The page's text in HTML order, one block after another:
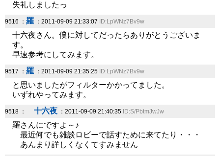
失礼しましたっ
9516 ： 羅 ：2011-09-09 21:33:07 ID:LpWNz7Bv9w
十六夜さん。僕に対してだったらありがとうございま
す。
早速参考にしてみます。
9517 ： 羅 ：2011-09-09 21:35:25 ID:LpWNz7Bv9w
と思いましたがフィルターかかってました。
いずれやってみます。
9518 ： 十六夜 ：2011-09-09 21:40:35 ID:S/PbtmJwJw
羅さんにですよ～♪
最近何でも雑談ロビーで話すために来てたり・・・
あんまり詳しくなくてすみません